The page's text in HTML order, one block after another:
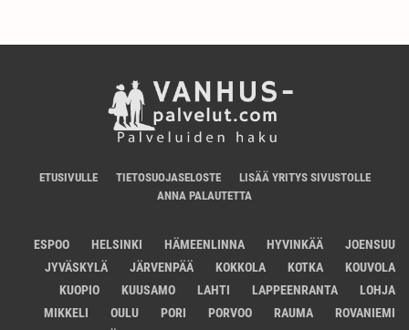
ETUSIVULLE TIETOSUOJASELOSTE
LISÄÄ YRITYS SIVUSTOLLE
ANNA PALAUTETTA
ESPOO HELSINKI HÄMEENLINNA HYVINKÄÄ
JOENSUU
JYVÄSKYLÄ
JÄRVENPÄÄ KOKKOLA KOTKA
KOUVOLA
KUOPIO
KUUSAMO LAHTI LAPPEENRANTA
LOHJA
MIKKELI
OULU PORI PORVOO RAUMA
ROVANIEMI